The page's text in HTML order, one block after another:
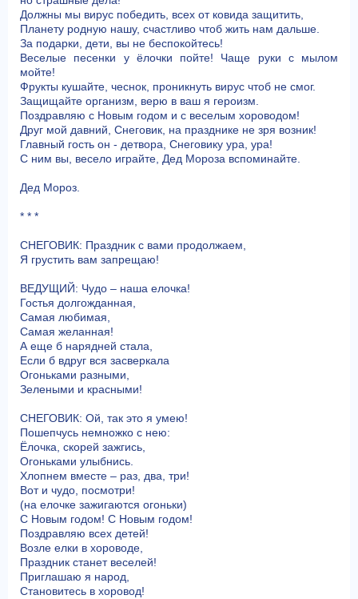
Должны мы вирус победить, всех от ковида защитить,
Планету родную нашу, счастливо чтоб жить нам дальше.
За подарки, дети, вы не беспокойтесь!
Веселые песенки у ёлочки пойте! Чаще руки с мылом
мойте!
Фрукты кушайте, чеснок, проникнуть вирус чтоб не смог.
Защищайте организм, верю в ваш я героизм.
Поздравляю с Новым годом и с веселым хороводом!
Друг мой давний, Снеговик, на празднике не зря возник!
Главный гость он - детвора, Снеговику ура, ура!
С ним вы, весело играйте, Дед Мороза вспоминайте.
Дед Мороз.
* * *
СНЕГОВИК: Праздник с вами продолжаем,
Я грустить вам запрещаю!
ВЕДУЩИЙ: Чудо – наша елочка!
Гостья долгожданная,
Самая любимая,
Самая желанная!
А еще б нарядней стала,
Если б вдруг вся засверкала
Огоньками разными,
Зелеными и красными!
СНЕГОВИК: Ой, так это я умею!
Пошепчусь немножко с нею:
Ёлочка, скорей зажгись,
Огоньками улыбнись.
Хлопнем вместе – раз, два, три!
Вот и чудо, посмотри!
(на елочке зажигаются огоньки)
С Новым годом! С Новым годом!
Поздравляю всех детей!
Возле елки в хороводе,
Праздник станет веселей!
Приглашаю я народ,
Становитесь в хоровод!